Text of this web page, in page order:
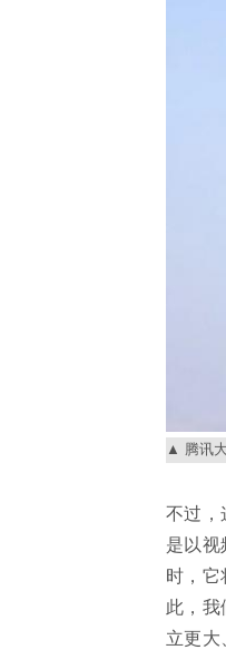
腾讯
不过，
是以视
时，它
此，我
立更大